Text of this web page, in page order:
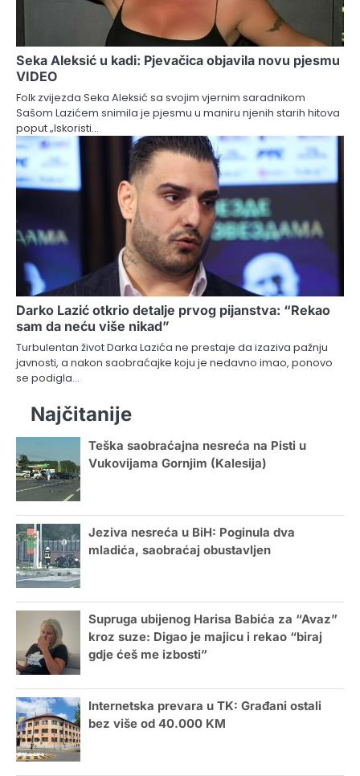
Seka Aleksić u kadi: Pjevačica objavila novu pjesmu
VIDEO
Folk zvijezda Seka Aleksić sa svojim vjernim saradnikom
Sašom Lazićem snimila je pjesmu u maniru njenih starih hitova
poput „Iskoristi…
Darko Lazić otkrio detalje prvog pijanstva: “Rekao
sam da neću više nikad”
Turbulentan život Darka Lazića ne prestaje da izaziva pažnju
javnosti, a nakon saobraćajke koju je nedavno imao, ponovo
se podigla…
Najčitanije
Teška saobraćajna nesreća na Pisti u
Vukovijama Gornjim (Kalesija)
Jeziva nesreća u BiH: Poginula dva
mladića, saobraćaj obustavljen
Supruga ubijenog Harisa Babića za “Avaz”
kroz suze: Digao je majicu i rekao “biraj
gdje ćeš me izbosti”
Internetska prevara u TK: Građani ostali
bez više od 40.000 KM